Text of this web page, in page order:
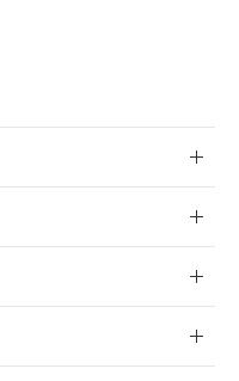
までの期間は出
ことから備考
庫切替を完了
とがない限
愛しておりま